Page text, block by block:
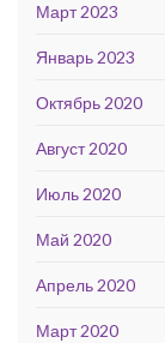
Март 2023
Январь 2023
Октябрь 2020
Август 2020
Июль 2020
Май 2020
Апрель 2020
Март 2020